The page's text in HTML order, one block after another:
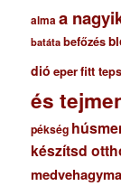
almaa
batáta befőzés
dió eperfitt
és
pékség
készítsd
medvehagyma